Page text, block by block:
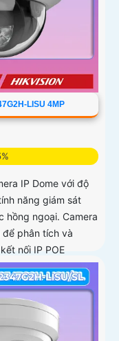
LISU 4MP
IP Dome với độ
năng giám sát
hồng ngoại. Camera
phân tích và
nối IP POE